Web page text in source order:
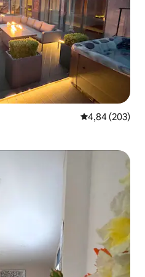
Prosječna
4,84 (203)
„Odabrali gosti”